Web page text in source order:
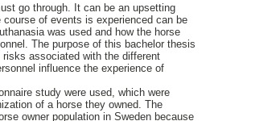
go through. It can be an upsetting
of events is experienced can be
was used and how the horse
The purpose of this bachelor thesis
associated with the different
influence the experience of
study were used, which were
of a horse they owned. The
owner population in Sweden because